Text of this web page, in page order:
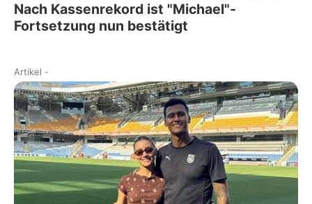
Nach Kassenrekord ist "Michael"-
Fortsetzung nun bestätigt
Artikel -